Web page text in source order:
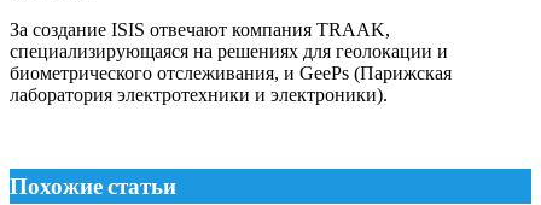
За создание ISIS отвечают компания TRAAK,
специализирующаяся на решениях для геолокации и
биометрического отслеживания, и GeePs (Парижская
лаборатория электротехники и электроники).
Похожие статьи